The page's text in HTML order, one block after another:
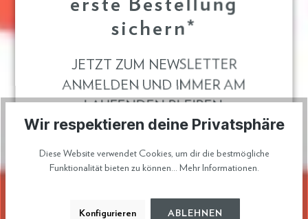
erste Bestellung
sichern*
JETZT ZUM NEWSLETTER
ANMELDEN UND IMMER AM
LAUFENDEN BLEIBEN.
Goller Schuhe per E-Mail informiert werden. Der
Newsletter ist kostenlos und kann jederzeit abbestellt
Wir respektieren deine Privatsphäre
Diese Website verwendet Cookies, um dir die bestmögliche
Funktionalität bieten zu können... Mehr Informationen.
Konfigurieren ABLEHNEN